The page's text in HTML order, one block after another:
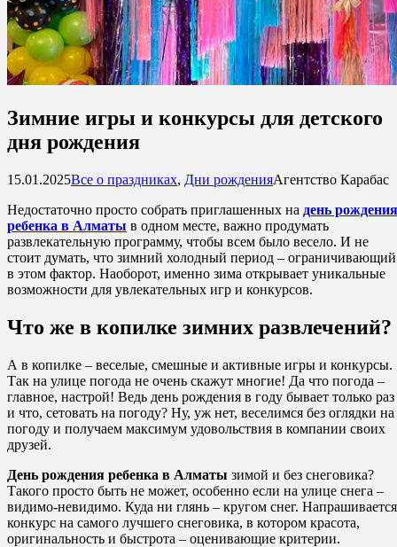
Зимние игры и конкурсы для детского
дня рождения
15.01.2025Все о праздниках, Дни рожденияАгентство Карабас
Недостаточно просто собрать приглашенных на день рождения
ребенка в Алматы в одном месте, важно продумать
развлекательную программу, чтобы всем было весело. И не
стоит думать, что зимний холодный период – ограничивающий
в этом фактор. Наоборот, именно зима открывает уникальные
возможности для увлекательных игр и конкурсов.
Что же в копилке зимних развлечений?
А в копилке – веселые, смешные и активные игры и конкурсы.
Так на улице погода не очень скажут многие! Да что погода –
главное, настрой! Ведь день рождения в году бывает только раз
и что, сетовать на погоду? Ну, уж нет, веселимся без оглядки на
погоду и получаем максимум удовольствия в компании своих
друзей.
День рождения ребенка в Алматы зимой и без снеговика?
Такого просто быть не может, особенно если на улице снега –
видимо-невидимо. Куда ни глянь – кругом снег. Напрашивается
конкурс на самого лучшего снеговика, в котором красота,
оригинальность и быстрота – оценивающие критерии.